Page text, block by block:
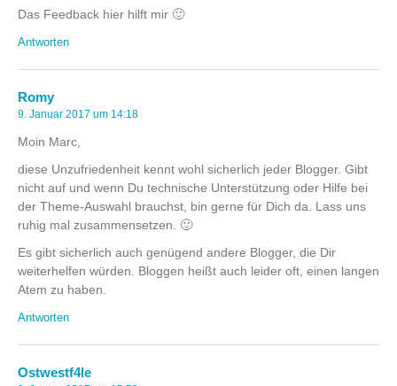
Das Feedback hier hilft mir 🙂
Antworten
Romy
9. Januar 2017 um 14:18
Moin Marc,
diese Unzufriedenheit kennt wohl sicherlich jeder Blogger. Gibt
nicht auf und wenn Du technische Unterstützung oder Hilfe bei
der Theme-Auswahl brauchst, bin gerne für Dich da. Lass uns
ruhig mal zusammensetzen. 🙂
Es gibt sicherlich auch genügend andere Blogger, die Dir
weiterhelfen würden. Bloggen heißt auch leider oft, einen langen
Atem zu haben.
Antworten
Ostwestf4le